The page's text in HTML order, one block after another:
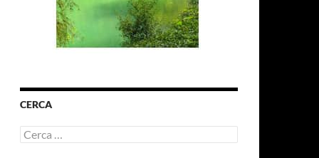
CERCA
Ricerca
per: